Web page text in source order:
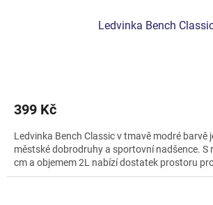
Ledvinka Bench
399 Kč
Ledvinka Bench Classic v tmavě modré barvě
městské dobrodruhy a sportovní nadšence. S
cm a objemem 2L nabízí dostatek prostoru